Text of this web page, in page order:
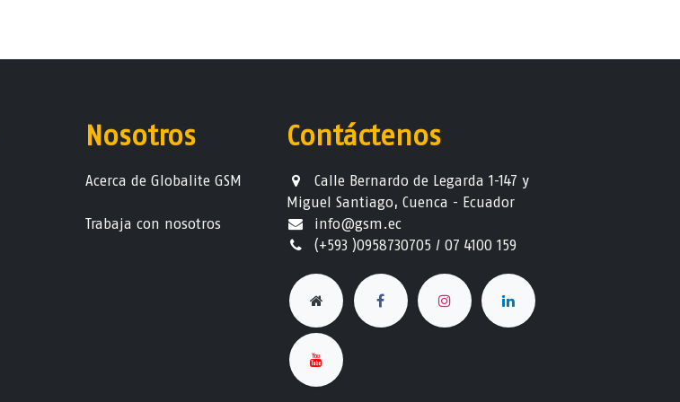
Contáctenos
Calle Bernardo de Legarda 1-147 y
Miguel Santiago, Cuenca - Ecuador
info@gsm.ec​
(+593 )0958730705 / 07 4100 159
Nosotros
Acerca de Globalite GSM
Trabaja con nosotros